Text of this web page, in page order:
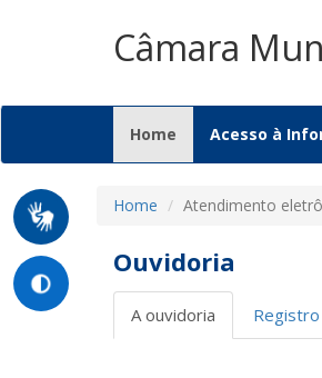
Câmara
Home (current)
Acesso à
Home Atendimento
Ouvidoria
A ouvidoria